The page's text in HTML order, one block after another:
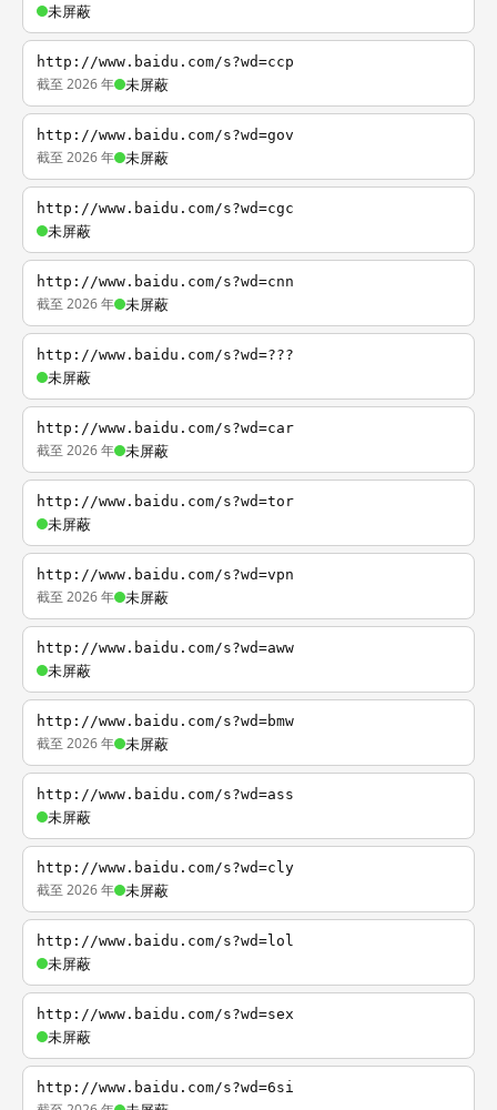
未屏蔽
http://www.baidu.com/s?wd=ccp
截至 2026 年 未屏蔽
http://www.baidu.com/s?wd=gov
截至 2026 年 未屏蔽
http://www.baidu.com/s?wd=cgc
未屏蔽
http://www.baidu.com/s?wd=cnn
截至 2026 年 未屏蔽
http://www.baidu.com/s?wd=???
未屏蔽
http://www.baidu.com/s?wd=car
截至 2026 年 未屏蔽
http://www.baidu.com/s?wd=tor
未屏蔽
http://www.baidu.com/s?wd=vpn
截至 2026 年 未屏蔽
http://www.baidu.com/s?wd=aww
未屏蔽
http://www.baidu.com/s?wd=bmw
截至 2026 年 未屏蔽
http://www.baidu.com/s?wd=ass
未屏蔽
http://www.baidu.com/s?wd=cly
截至 2026 年 未屏蔽
http://www.baidu.com/s?wd=lol
未屏蔽
http://www.baidu.com/s?wd=sex
未屏蔽
http://www.baidu.com/s?wd=6si